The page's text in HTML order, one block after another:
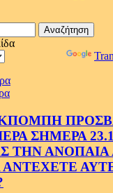
ΣΗΜΕΡΑ
ΤΗΝ ΑΝΟΠΑΙΑ
ΑΝΤΕΧΕΤΕ